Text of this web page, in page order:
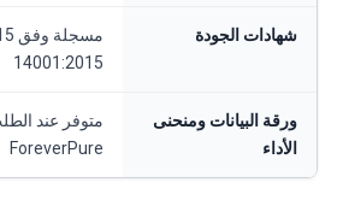
شهادات الجودة
14001:2015
ورقة البيانات ومنحنى
الأداء
متوفر عند
ForeverPure